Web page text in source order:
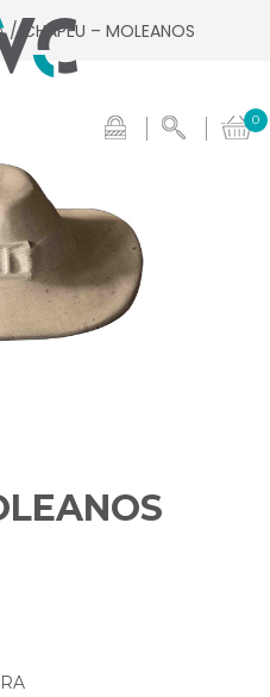
0
/ CHAPÉU – MOLEANOS